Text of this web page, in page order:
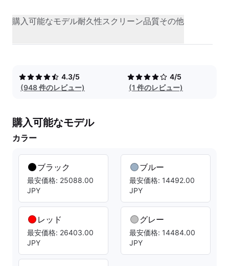
購入可能なモデル耐久性スクリーン品質その他
4.3/5
(948 件のレビュー)
4/5
(1 件のレビュー)
購入可能なモデル
カラー
ブラック
最安価格: 25088.00
JPY
レッド
最安価格: 26403.00
JPY
ブルー
最安価格: 14492.00
JPY
グレー
最安価格: 14484.00
JPY